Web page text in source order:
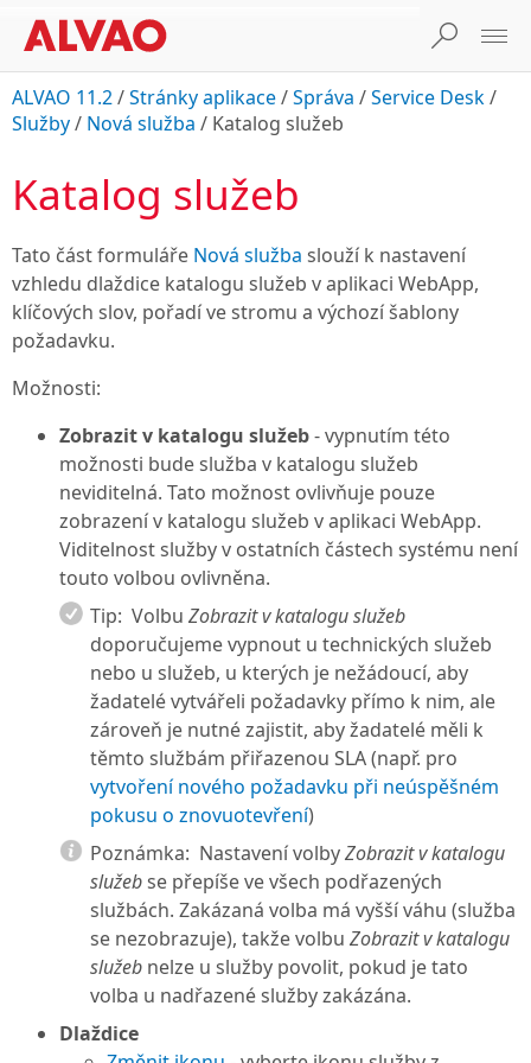
ALVAO 11.2/Stránky aplikace/Správa /Service Desk/
Služby/ Nová služba / Katalog služeb
Katalog služeb
Tato část formuláře Nová služba slouží k nastavení
vzhledu dlaždice katalogu služeb v aplikaci WebApp,
klíčových slov, pořadí ve stromu a výchozí šablony
požadavku.
Možnosti:
Zobrazit v katalogu služeb- vypnutím této
možnosti bude služba v katalogu služeb
neviditelná. Tato možnost ovlivňuje pouze
zobrazení v katalogu služeb v aplikaci WebApp.
Viditelnost služby v ostatních částech systému není
touto volbou ovlivněna.
Tip: Volbu Zobrazit v katalogu služeb
doporučujeme vypnout u technických služeb
nebo u služeb, u kterých je nežádoucí, aby
žadatelé vytvářeli požadavky přímo k nim, ale
zároveň je nutné zajistit, aby žadatelé měli k
těmto službám přiřazenou SLA (např. pro
vytvoření nového požadavku při neúspěšném
pokusu o znovuotevření)
Poznámka: Nastavení volbyZobrazit v katalogu
služebse přepíše ve všech podřazených
službách. Zakázaná volba má vyšší váhu (služba
se nezobrazuje), takže volbu Zobrazit v katalogu
služeb nelze u služby povolit, pokud je tato
volba u nadřazené služby zakázána.
Dlaždice